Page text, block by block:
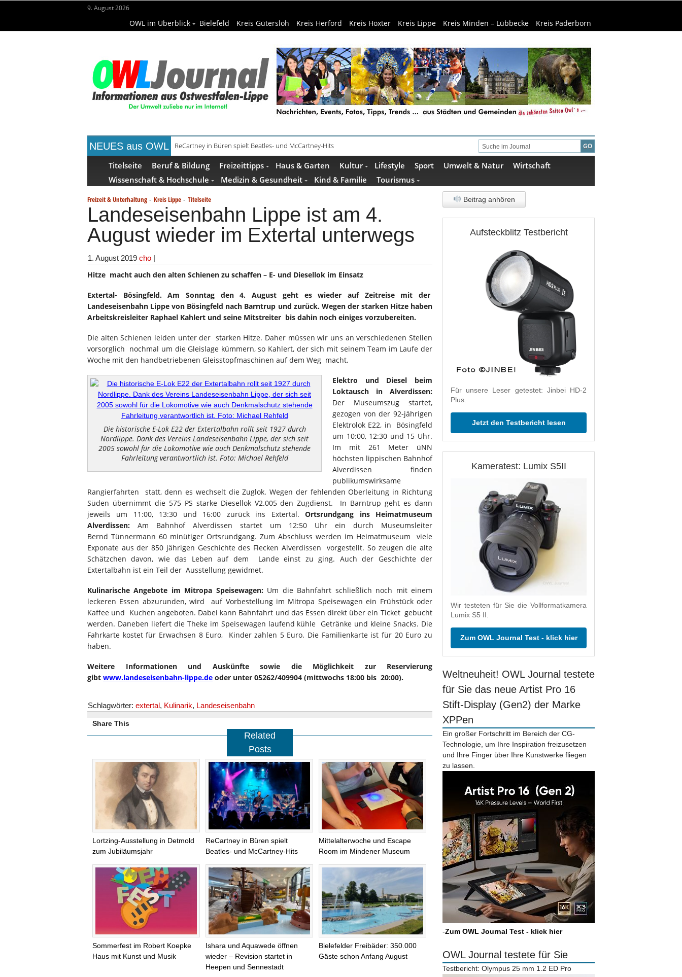
9. August 2026
OWL im Überblick Bielefeld Kreis Gütersloh Kreis Herford Kreis Höxter Kreis Lippe Kreis Minden – Lübbecke Kreis Paderborn
NEUES aus OWL ReCartney in Büren spielt Beatles- und McCartney-Hits
Mittelalterwoche und Escape Room im Mindener Museum
Titelseite Beruf & Bildung Freizeittipps Haus & Garten Kultur Lifestyle Sport Umwelt & Natur
Wirtschaft
Wissenschaft & Hochschule
Medizin & Gesundheit Kind & Familie Tourismus
Freizeit & Unterhaltung - Kreis Lippe - Titelseite
Landeseisenbahn Lippe ist am 4.
August wieder im Extertal unterwegs
1. August 2019 cho |
Hitze macht auch den alten Schienen zu schaffen – E- und Diesellok im Einsatz
Extertal- Bösingfeld. Am Sonntag den 4. August geht es wieder auf Zeitreise mit der
Landeseisenbahn Lippe von Bösingfeld nach Barntrup und zurück. Wegen der starken Hitze haben
Arbeitskreisleiter Raphael Kahlert und seine Mitstreiter bis dahin noch einiges vorzubereiten.
Die alten Schienen leiden unter der starken Hitze. Daher müssen wir uns an verschiedenen Stellen
vorsorglich nochmal um die Gleislage kümmern, so Kahlert, der sich mit seinem Team im Laufe der
Woche mit den handbetriebenen Gleisstopfmaschinen auf dem Weg macht.
Die historische E-Lok E22 der Extertalbahn rollt seit 1927 durch
Nordlippe. Dank des Vereins Landeseisenbahn Lippe, der sich seit
2005 sowohl für die Lokomotive wie auch Denkmalschutz stehende
Fahrleitung verantwortlich ist. Foto: Michael Rehfeld
Elektro und Diesel beim
Loktausch in Alverdissen:
Der Museumszug startet,
gezogen von der 92-jährigen
Elektrolok E22, in Bösingfeld
um 10:00, 12:30 und 15 Uhr.
Im mit 261 Meter üNN
höchsten lippischen Bahnhof
Alverdissen finden
publikumswirksame
Rangierfahrten statt, denn es wechselt die Zuglok. Wegen der fehlenden Oberleitung in Richtung
Süden übernimmt die 575 PS starke Diesellok V2.005 den Zugdienst. In Barntrup geht es dann
jeweils um 11:00, 13:30 und 16:00 zurück ins Extertal.Ortsrundgang ins Heimatmuseum
Alverdissen: Am Bahnhof Alverdissen startet um 12:50 Uhr ein durch Museumsleiter
Bernd Tünnermann 60 minütiger Ortsrundgang. Zum Abschluss werden im Heimatmuseum viele
Exponate aus der 850 jährigen Geschichte des Flecken Alverdissen vorgestellt. So zeugen die alte
Schätzchen davon, wie das Leben auf dem Lande einst zu ging. Auch der Geschichte der
Extertalbahn ist ein Teil der Ausstellung gewidmet.
Kulinarische Angebote im Mitropa Speisewagen:Um die Bahnfahrt schließlich noch mit einem
leckeren Essen abzurunden, wird auf Vorbestellung im Mitropa Speisewagen ein Frühstück oder
Kaffee und Kuchen angeboten. Dabei kann Bahnfahrt und das Essen direkt über ein Ticket gebucht
werden. Daneben liefert die Theke im Speisewagen laufend kühle Getränke und kleine Snacks. Die
Fahrkarte kostet für Erwachsen 8 Euro, Kinder zahlen 5 Euro. Die Familienkarte ist für 20 Euro zu
haben.
Weitere Informationen und Auskünfte sowie die Möglichkeit zur Reservierung
gibt www.landeseisenbahn-lippe.de oder unter 05262/409904 (mittwochs 18:00 bis 20:00).
Schlagwörter: extertal, Kulinarik, Landeseisenbahn
Share This
Related
Posts
Lortzing-Ausstellung in Detmold
zum Jubiläumsjahr
ReCartney in Büren spielt
Beatles- und McCartney-Hits
Mittelalterwoche und Escape
Room im Mindener Museum
Sommerfest im Robert Koepke
Haus mit Kunst und Musik
Ishara und Aquawede öffnen
wieder – Revision startet in
Heepen und Sennestadt
Bielefelder Freibäder: 350.000
Gäste schon Anfang August
Beitrag anhören
Aufsteckblitz Testbericht
Für unsere Leser getestet: Jinbei HD-2
Plus.
Jetzt den Testbericht lesen
Kameratest: Lumix S5II
Wir testeten für Sie die Vollformatkamera
Lumix S5 II.
Zum OWL Journal Test - klick hier
Weltneuheit! OWL Journal testete
für Sie das neue Artist Pro 16
Stift-Display (Gen2) der Marke
XPPen
Ein großer Fortschritt im Bereich der CG-
Technologie, um Ihre Inspiration freizusetzen
und Ihre Finger über Ihre Kunstwerke fliegen
zu lassen.
-Zum OWL Journal Test - klick hier
OWL Journal testete für Sie
Testbericht: Olympus 25 mm 1.2 ED Pro